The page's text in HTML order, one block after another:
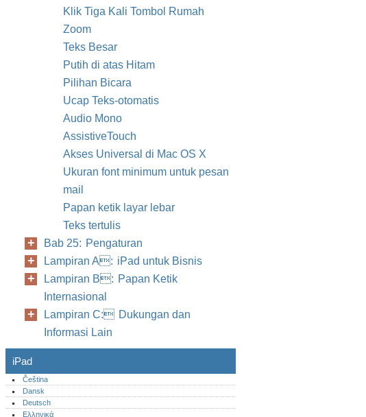
Klik Tiga Kali Tombol Rumah
Zoom
Teks Besar
Putih di atas Hitam
Pilihan Bicara
Ucap Teks-otomatis
Audio Mono
AssistiveTouch
Akses Universal di Mac OS X
Ukuran font minimum untuk pesan
mail
Papan ketik layar lebar
Teks tertulis
Bab 25: Pengaturan
Lampiran A: iPad untuk Bisnis
Lampiran B: Papan Ketik
Internasional
Lampiran C: Dukungan dan
Informasi Lain
iPad
Čeština
Dansk
Deutsch
Ελληνικά